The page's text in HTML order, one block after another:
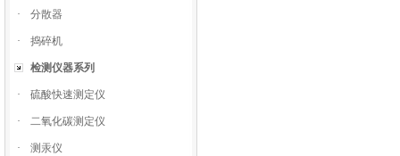
· 分散器
· 捣碎机
检测仪器系列
· 硫酸快速测定仪
· 二氧化碳测定仪
· 测汞仪